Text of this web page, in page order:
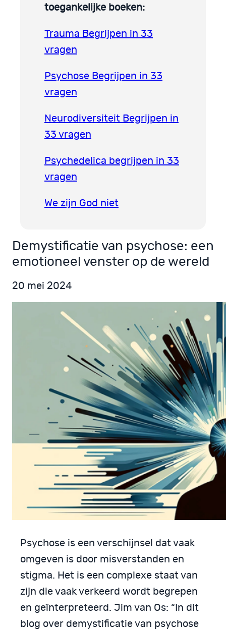
toegankelijke boeken:
Trauma Begrijpen in 33
vragen
Psychose Begrijpen in 33
vragen
Neurodiversiteit Begrijpen in
33 vragen
Psychedelica begrijpen in 33
vragen
We zijn God niet
Demystificatie van psychose: een
emotioneel venster op de wereld
20 mei 2024
Psychose is een verschijnsel dat vaak
omgeven is door misverstanden en
stigma. Het is een complexe staat van
zijn die vaak verkeerd wordt begrepen
en geïnterpreteerd. Jim van Os: “In dit
blog over demystificatie van psychose